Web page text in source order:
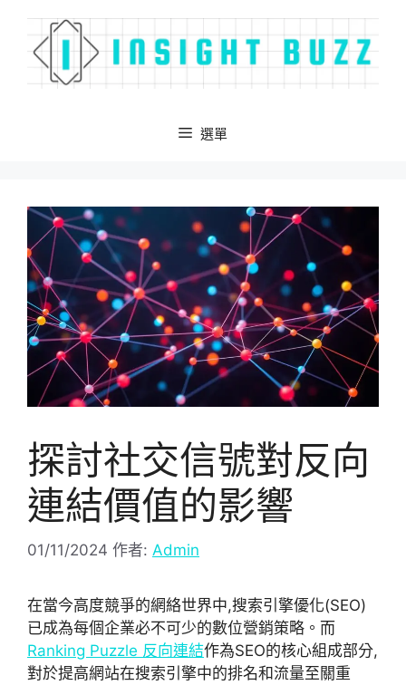
選單
探討社交信號對反向
連結價值的影響
01/11/2024 作者: Admin
在當今高度競爭的網絡世界中,搜索引擎優化(SEO)
已成為每個企業必不可少的數位營銷策略。而
Ranking Puzzle 反向連結作為SEO的核心組成部分,
對於提高網站在搜索引擎中的排名和流量至關重